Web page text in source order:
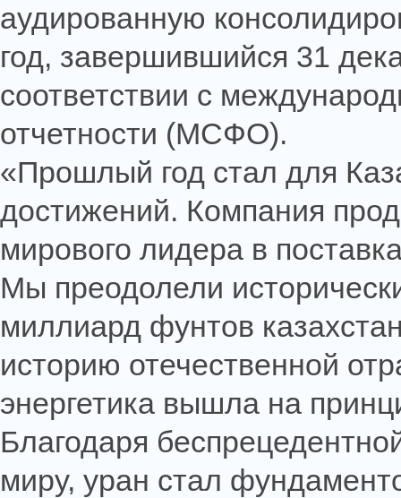
аудированную
год, завершившийся 31
соответствии с
отчетности (МСФО).
«Прошлый год стал для
достижений. Компания
мирового лидера в
Мы преодолели
миллиард фунтов
историю отечественной
энергетика вышла на
Благодаря
миру, уран стал